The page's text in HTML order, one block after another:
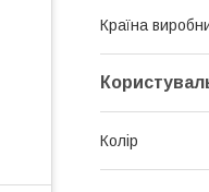
Країна
Колір